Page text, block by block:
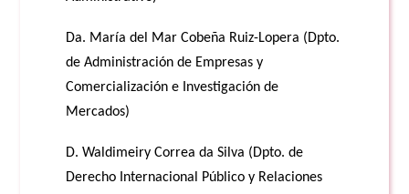
Da. María del Mar Cobeña Ruiz-Lopera (Dpto.
de Administración de Empresas y
Comercialización e Investigación de
Mercados)
D. Waldimeiry Correa da Silva (Dpto. de
Derecho Internacional Público y Relaciones